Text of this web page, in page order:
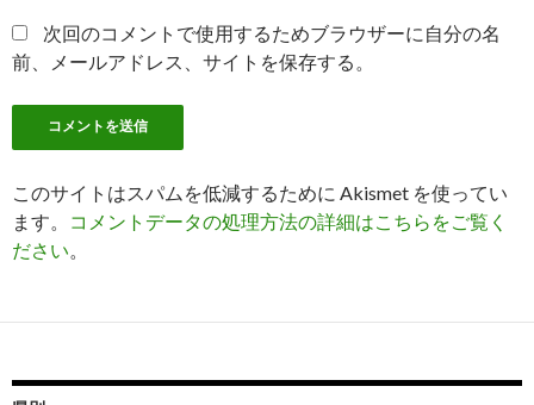
次回のコメントで使用するためブラウザーに自分の名
前、メールアドレス、サイトを保存する。
このサイトはスパムを低減するために Akismet を使ってい
ます。
コメントデータの処理方法の詳細はこちらをご覧く
ださい。